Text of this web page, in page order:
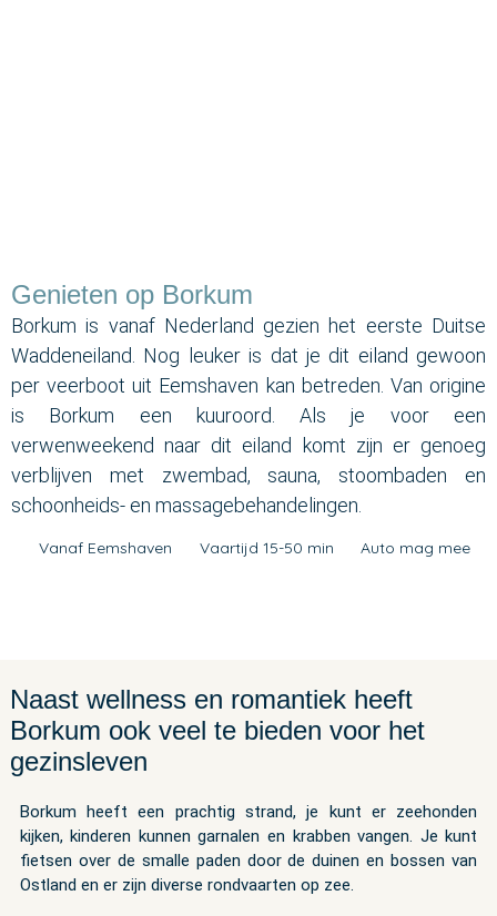
Genieten op Borkum
Borkum is vanaf Nederland gezien het eerste Duitse
Waddeneiland. Nog leuker is dat je dit eiland gewoon
per veerboot uit Eemshaven kan betreden. Van origine
is Borkum een kuuroord. Als je voor een
verwenweekend naar dit eiland komt zijn er genoeg
verblijven met zwembad, sauna, stoombaden en
schoonheids- en massagebehandelingen.
Vanaf Eemshaven Vaartijd 15-50 min Auto mag mee
Naast wellness en romantiek heeft
Borkum ook veel te bieden voor het
gezinsleven
Borkum heeft een prachtig strand, je kunt er zeehonden
kijken, kinderen kunnen garnalen en krabben vangen. Je kunt
fietsen over de smalle paden door de duinen en bossen van
Ostland en er zijn diverse rondvaarten op zee.